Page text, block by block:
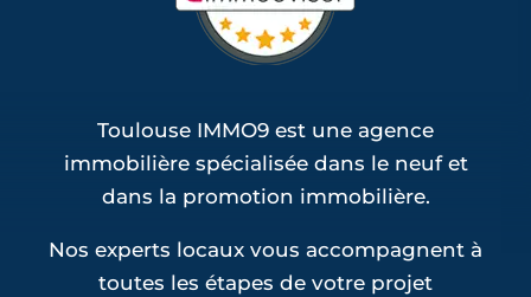
Toulouse IMMO9 est une agence
immobilière spécialisée dans le neuf et
dans la promotion immobilière.
Nos experts locaux vous accompagnent à
toutes les étapes de votre projet